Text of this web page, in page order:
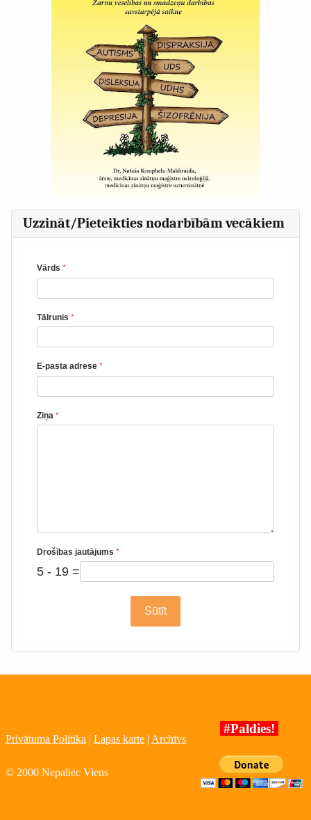
Uzzināt/Pieteikties nodarbībām vecākiem
Vārds *
Tālrunis *
E-pasta adrese *
Ziņa *
Drošības jautājums *
5 - 19 =
Sūtīt
Privātuma Politika | Lapas karte | Archīvs
© 2000 Nepaliec Viens
#Paldies!